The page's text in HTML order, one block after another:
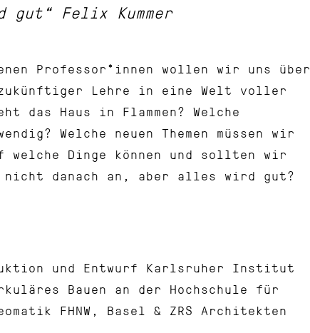
Felix Kummer
Professor*innen wollen wir uns über
zukünftiger Lehre in eine Welt voller
das Haus in Flammen? Welche
Welche neuen Themen müssen wir
welche Dinge können und sollten wir
danach an, aber alles wird gut?
und Entwurf Karlsruher Institut
Bauen an der Hochschule für
FHNW, Basel & ZRS Architekten